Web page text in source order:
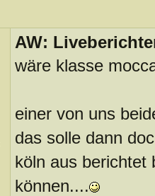
AW:
wäre klasse
einer von uns
das solle dann
köln aus berichtet
können....